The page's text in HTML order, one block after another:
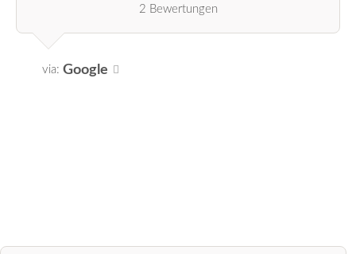
2 Bewertungen
via: Google